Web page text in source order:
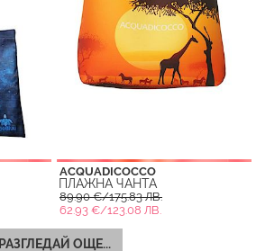
ACQUADICOCCO
ПЛАЖНА ЧАНТА
89.90 €/175.83 ЛВ.
62.93 €/123.08 ЛВ.
РАЗГЛЕДАЙ ОЩЕ...